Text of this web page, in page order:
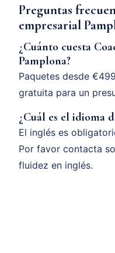
Preguntas
empresarial
¿Cuánto cuesta
Pamplona?
Paquetes desde
gratuita para un
¿Cuál es el idioma
El inglés es
Por favor contacta
fluidez en inglés.